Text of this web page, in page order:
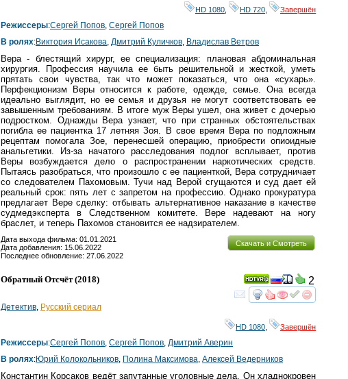
HD 1080 HD 720 Завершён
Режиссеры:Сергей Попов Сергей Попов
В ролях:Виктория Исакова Дмитрий Куличков Владислав Ветров
Вера - блестящий хирург, ее специализация: плановая абдоминальная
хирургия. Профессия научила ее быть решительной и жесткой, уметь
прятать свои чувства, так что может показаться, что она «сухарь».
Перфекционизм Веры относится к работе, одежде, семье. Она всегда
идеально выглядит, но ее семья и друзья не могут соответствовать ее
завышенным требованиям. В итоге муж Веры ушел, она живет с дочерью
подростком. Однажды Вера узнает, что при странных обстоятельствах
погибла ее пациентка 17 летняя Зоя. В свое время Вера по подложным
рецептам помогала Зое, перенесшей операцию, приобрести опиоидные
анальгетики. Из-за начатого расследования подлог всплывает, против
Веры возбуждается дело о распространении наркотических средств.
Пытаясь разобраться, что произошло с ее пациенткой, Вера сотрудничает
со следователем Пахомовым. Тучи над Верой сгущаются и суд дает ей
реальный срок: пять лет с запретом на профессию. Однако прокуратура
предлагает Вере сделку: отбывать альтернативное наказание в качестве
судмедэксперта в Следственном комитете. Вере надевают на ногу
браслет, и теперь Пахомов становится ее надзирателем.
Скачать и Смотреть
Дата выхода фильма: 01.01.2021
Дата добавления: 15.06.2022
Последнее обновление: 27.06.2022
смотретьинтересует
2
Обратный Отсчёт(2018)
Детектив, Русский сериал
HD 1080 Завершён
Режиссеры:Сергей Попов, Сергей Попов, Дмитрий Аверин
В ролях:Юрий Колокольников, Полина Максимова, Алексей Ведерников
Константин Корсаков ведёт запутанные уголовные дела. Он хладнокровен